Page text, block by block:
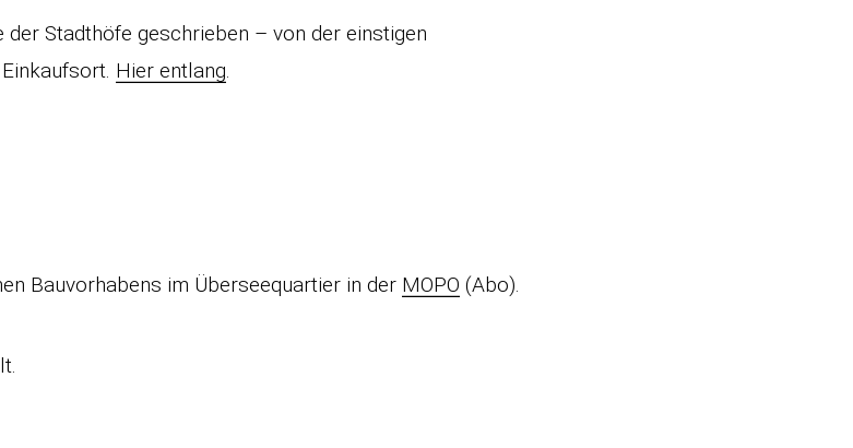
Stadthöfe geschrieben – von der einstigen
Hier entlang.
Bauvorhabens im Überseequartier in der MOPO (Abo).